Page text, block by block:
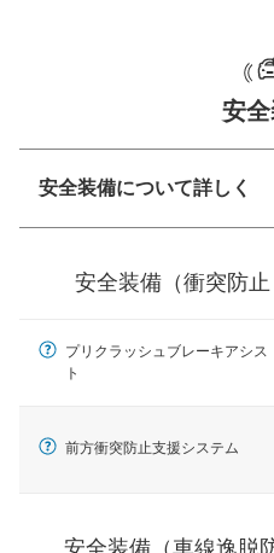
一般的な荷物
安
安全装備について詳しく
ーキアシスト、ABS
見えにくい場所に潜む
テムなどが装備され
車線のはみだしやふら
プアシストなどが装備
安全な車間距離を保ち
安全装備（衝突防止
プリクラッシュブレーキアシス
ト
前方衝突防止支援システム
安全装備（車線逸脱